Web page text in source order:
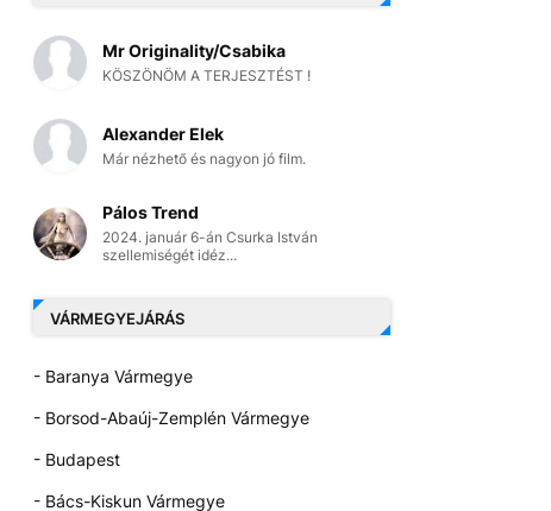
Mr Originality/Csabika
KÖSZÖNÖM A TERJESZTÉST !
Alexander Elek
Már nézhető és nagyon jó film.
Pálos Trend
2024. január 6-án Csurka István
szellemiségét idéz...
VÁRMEGYEJÁRÁS
- Baranya Vármegye
- Borsod-Abaúj-Zemplén Vármegye
- Budapest
- Bács-Kiskun Vármegye